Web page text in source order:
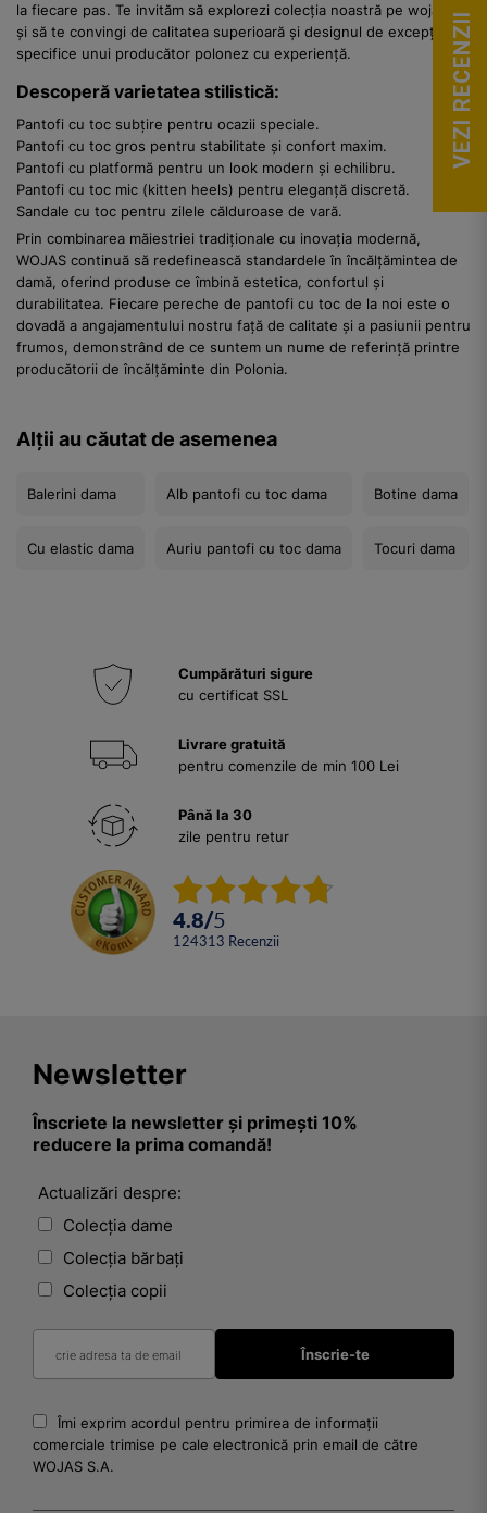
la fiecare pas. Te invităm să explorezi colecția noastră pe wojas.ro
și să te convingi de calitatea superioară și designul de excepție,
specifice unui producător polonez cu experiență.
Descoperă varietatea stilistică:
Pantofi cu toc subțire pentru ocazii speciale.
Pantofi cu toc gros pentru stabilitate și confort maxim.
Pantofi cu platformă pentru un look modern și echilibru.
Pantofi cu toc mic (kitten heels) pentru eleganță discretă.
Sandale cu toc pentru zilele călduroase de vară.
Prin combinarea măiestriei tradiționale cu inovația modernă,
WOJAS continuă să redefinească standardele în încălțămintea de
damă, oferind produse ce îmbină estetica, confortul și
durabilitatea. Fiecare pereche de pantofi cu toc de la noi este o
dovadă a angajamentului nostru față de calitate și a pasiunii pentru
frumos, demonstrând de ce suntem un nume de referință printre
producătorii de încălțăminte din Polonia.
Alții au căutat de asemenea
Balerini dama
Cu elastic dama
Alb pantofi cu toc dama
Auriu pantofi cu toc dama
Botine dama
Tocuri dama
Cumpărături sigure
cu certificat SSL
Livrare gratuită
pentru comenzile de min 100 Lei
Până la 30
zile pentru retur
4.8/5
124313 Recenzii
Newsletter
Înscriete la newsletter și primești 10%
reducere la prima comandă!
Actualizări despre:
Colecția dame
Colecția bărbați
Colecția copii
Îmi exprim acordul pentru primirea de informații
comerciale trimise pe cale electronică prin email de către
WOJAS S.A.
VEZI RECENZII